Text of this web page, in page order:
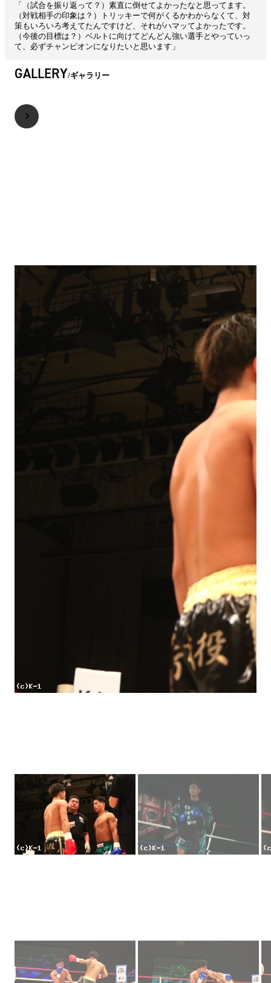
「（試合を振り返って？）素直に倒せてよかったなと思ってます。
（対戦相手の印象は？）トリッキーで何がくるかわからなくて、対
策もいろいろ考えてたんですけど、それがハマッてよかったです。
（今後の目標は？）ベルトに向けてどんどん強い選手とやっていっ
て、必ずチャンピオンになりたいと思います」
GALLERY ギャラリー